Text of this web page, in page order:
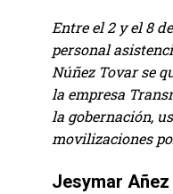
Entre el 2 y el 8
personal
Núñez Tovar se
la empresa
la gobernación,
movilizaciones
Jesymar Añez